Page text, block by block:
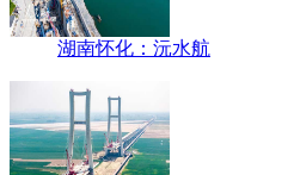
湖南怀化：沅水航